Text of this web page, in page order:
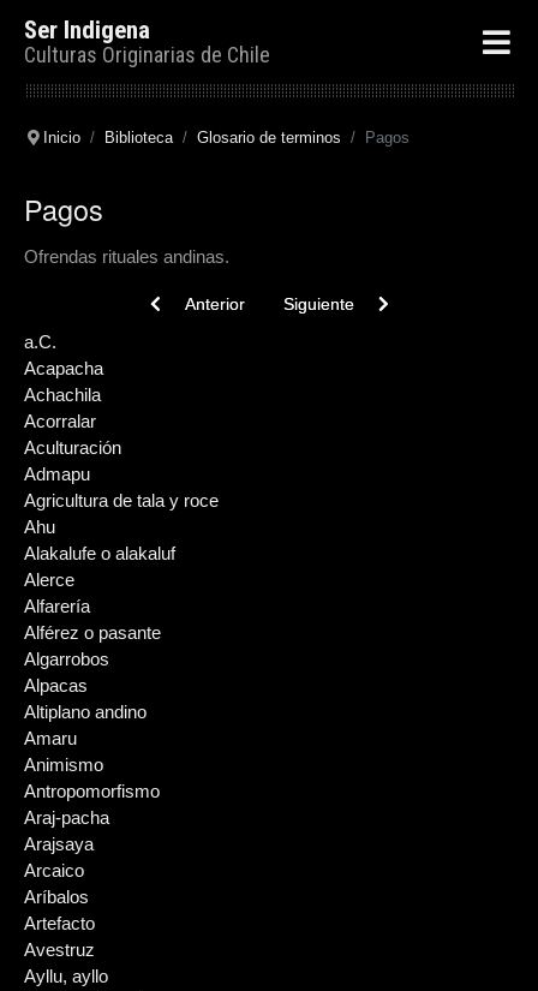
Ser Indigena
Culturas Originarias de Chile
Inicio Biblioteca Glosario de terminos Pagos
Pagos
Ofrendas rituales andinas.
Previous article: Paigasa
Anterior Next article: Pacificación de la
Siguiente
a.C.
Acapacha
Achachila
Acorralar
Aculturación
Admapu
Agricultura de tala y roce
Ahu
Alakalufe o alakaluf
Alerce
Alfarería
Alférez o pasante
Algarrobos
Alpacas
Altiplano andino
Amaru
Animismo
Antropomorfismo
Araj-pacha
Arajsaya
Arcaico
Aríbalos
Artefacto
Avestruz
Ayllu, ayllo